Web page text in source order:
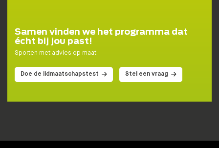
Samen vinden we het programma dat
écht bij jou past!
Sporten met advies op maat
Doe de lidmaatschapstest Stel een vraag